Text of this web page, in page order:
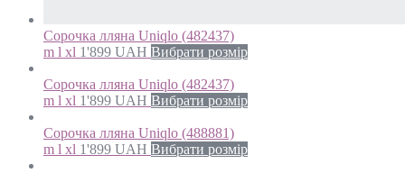
Сорочка лляна Uniqlo (482437)
m l xl 1'899 UAH Вибрати розмір
Сорочка лляна Uniqlo (482437)
m l xl 1'899 UAH Вибрати розмір
Сорочка лляна Uniqlo (488881)
m l xl 1'899 UAH Вибрати розмір